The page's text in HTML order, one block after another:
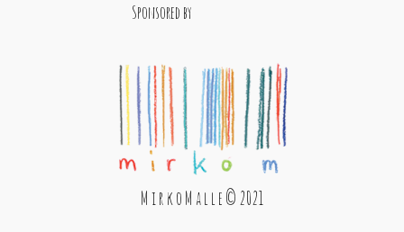
Sponsored by
M i r k o M a l l e © 2021